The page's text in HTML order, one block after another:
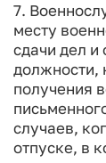
7.
месту
сдачи дел и
должности,
получения
случаев,
отпуске, в